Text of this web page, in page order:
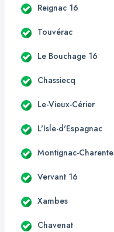
Reignac 16
Touvérac
Le Bouchage 16
Chassiecq
Le-Vieux-Cérier
L'Isle-d'Espagnac
Montignac-Charente
Vervant 16
Xambes
Chavenat